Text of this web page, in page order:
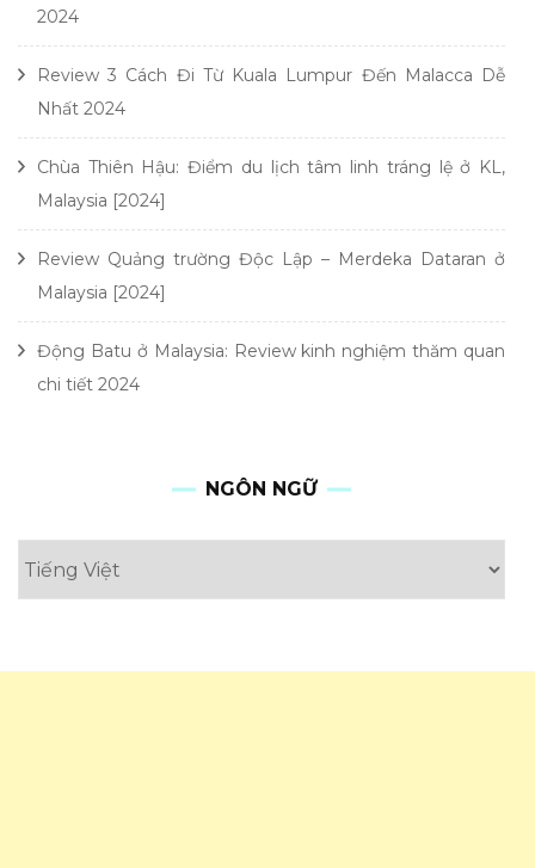
2024
Review 3 Cách Đi Từ Kuala Lumpur Đến Malacca Dễ
Nhất 2024
Chùa Thiên Hậu: Điểm du lịch tâm linh tráng lệ ở KL,
Malaysia [2024]
Review Quảng trường Độc Lập – Merdeka Dataran ở
Malaysia [2024]
Động Batu ở Malaysia: Review kinh nghiệm thăm quan
chi tiết 2024
NGÔN NGỮ